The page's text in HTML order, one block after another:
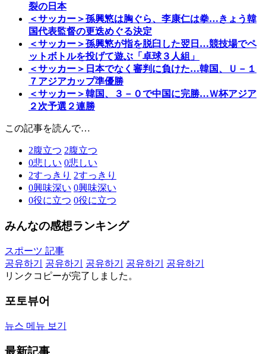
裂の日本
＜サッカー＞孫興慜は胸ぐら、李康仁は拳…きょう韓
国代表監督の更迭めぐる決定
＜サッカー＞孫興慜が指を脱臼した翌日…競技場でペ
ットボトルを投げて遊ぶ「卓球３人組」
＜サッカー＞日本でなく審判に負けた…韓国、Ｕ－１
７アジアカップ準優勝
＜サッカー＞韓国、３－０で中国に完勝…Ｗ杯アジア
２次予選２連勝
この記事を読んで…
2腹立つ 2腹立つ
0悲しい 0悲しい
2すっきり 2すっきり
0興味深い 0興味深い
0役に立つ 0役に立つ
みんなの感想ランキング
スポーツ 記事
공유하기
공유하기 공유하기 공유하기
공유하기
リンクコピーが完了しました。
포토뷰어
뉴스 메뉴 보기
最新記事